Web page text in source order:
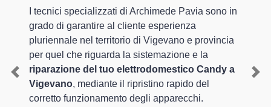
I tecnici specializzati di Archimede Pavia sono in
grado di garantire al cliente esperienza
pluriennale nel territorio di Vigevano e provincia
per quel che riguarda la sistemazione e la
riparazione del tuo elettrodomestico Candy a
Vigevano, mediante il ripristino rapido del
corretto funzionamento degli apparecchi.
Previous